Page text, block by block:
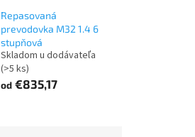
Repasovaná
prevodovka M32 1.4 6
stupňová
Skladom u dodávateľa
(>5 ks)
od€835,17